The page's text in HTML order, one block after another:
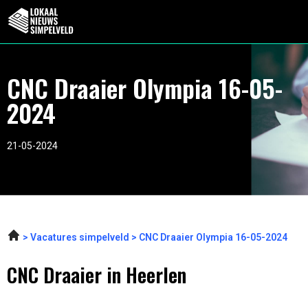
CNC Draaier Olympia 16-05-
2024
21-05-2024
Vacatures simpelveld CNC Draaier Olympia 16-05-2024
CNC Draaier in Heerlen